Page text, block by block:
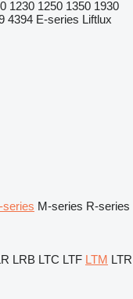
1230 1250 1350 1930
4394 E-series Liftlux
series M-series R-series
LRB LTC LTF LTM LTR